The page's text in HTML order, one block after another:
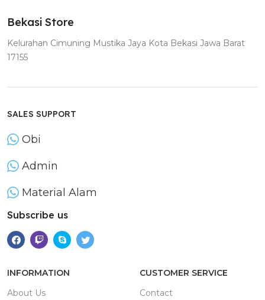
Bekasi Store
Kelurahan Cimuning Mustika Jaya Kota Bekasi Jawa Barat
17155
SALES SUPPORT
Obi
Admin
Material Alam
Subscribe us
INFORMATION
About Us
CUSTOMER SERVICE
Contact